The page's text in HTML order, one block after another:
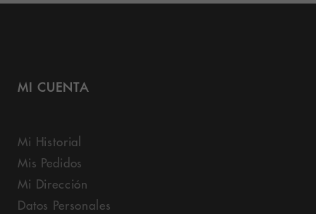
MI CUENTA
Mi Historial
Mis Pedidos
Mi Dirección
Datos Personales